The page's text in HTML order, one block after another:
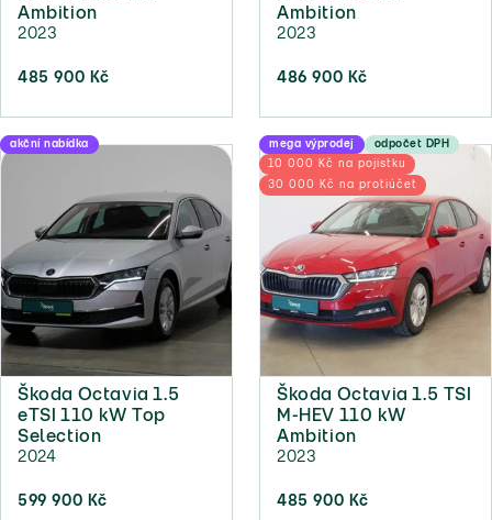
Ambition
2023
485 900 Kč
Ambition
2023
486 900 Kč
akční nabídka
Škoda Octavia 1.5
eTSI 110 kW Top
Selection
2024
599 900 Kč
mega výprodej
odpočet DPH
10 000 Kč na pojistku
30 000 Kč na protiúčet
Škoda Octavia 1.5 TSI
M-HEV 110 kW
Ambition
2023
485 900 Kč